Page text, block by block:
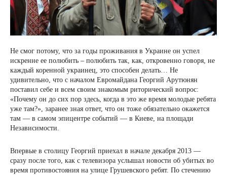
Не смог потому, что за годы проживания в Украине он успел
искренне ее полюбить – полюбить так, как, откровенно говоря, не
каждый коренной украинец, это способен делать… Не
удивительно, что с началом Евромайдана Георгий Арутюнян
поставил себе и всем своим знакомым риторический вопрос:
«Почему он до сих пор здесь, когда в это же время молодые ребята
уже там?», заранее зная ответ, что он тоже обязательно окажется
там — в самом эпицентре событий — в Киеве, на площади
Независимости.
Впервые в столицу Георгий приехал в начале декабря 2013 —
сразу после того, как с телевизора услышал новости об убитых во
время противостояния на улице Грушевского ребят. По стечению